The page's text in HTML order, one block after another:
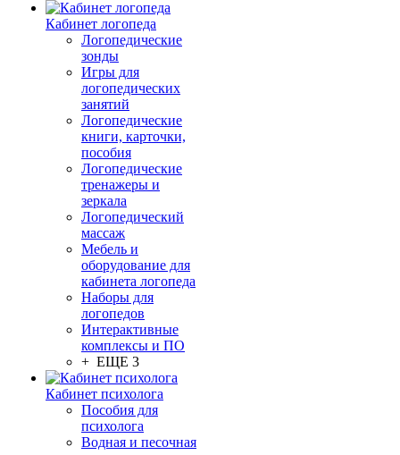
Кабинет логопеда
Логопедические
зонды
Игры для
логопедических
занятий
Логопедические
книги, карточки,
пособия
Логопедические
тренажеры и
зеркала
Логопедический
массаж
Мебель и
оборудование для
кабинета логопеда
Наборы для
логопедов
Интерактивные
комплексы и ПО
+ ЕЩЕ 3
Кабинет психолога
Пособия для
психолога
Водная и песочная